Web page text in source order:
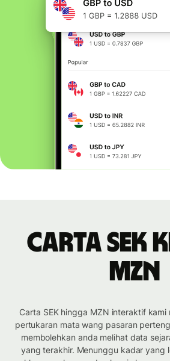
Carta SEK
MZN
Carta SEK hingga MZN interaktif
pertukaran mata wang pasaran
membolehkan anda melihat data
yang terakhir. Menunggu kadar yang